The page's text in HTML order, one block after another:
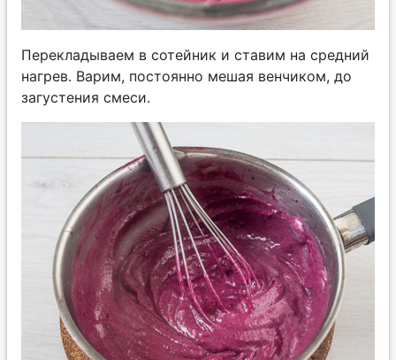
Перекладываем в сотейник и ставим на средний
нагрев. Варим, постоянно мешая венчиком, до
загустения смеси.